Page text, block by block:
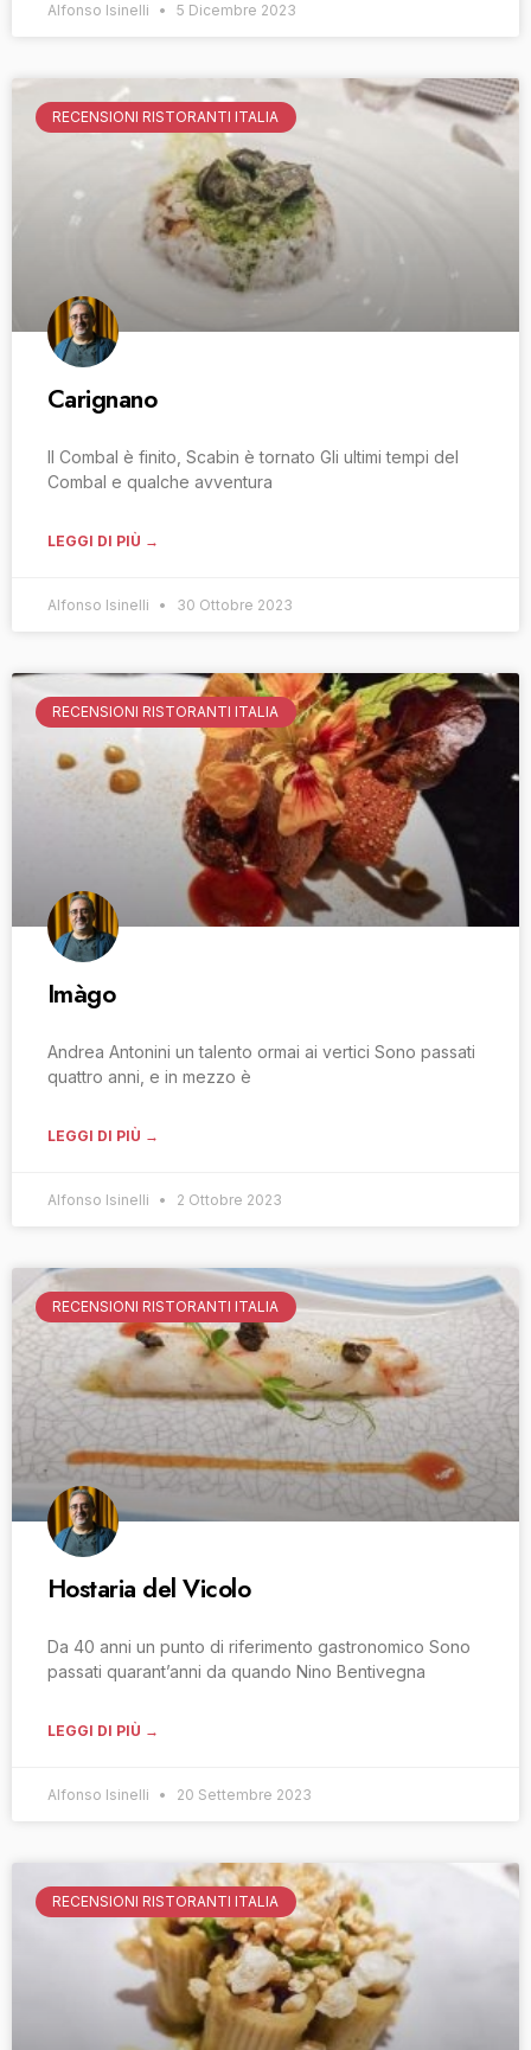
Alfonso Isinelli 5 Dicembre 2023
RECENSIONI RISTORANTI ITALIA
Carignano
ll Combal è finito, Scabin è tornato Gli ultimi tempi del
Combal e qualche avventura
LEGGI DI PIÙ →
Alfonso Isinelli 30 Ottobre 2023
RECENSIONI RISTORANTI ITALIA
Imàgo
Andrea Antonini un talento ormai ai vertici Sono passati
quattro anni, e in mezzo è
LEGGI DI PIÙ →
Alfonso Isinelli 2 Ottobre 2023
RECENSIONI RISTORANTI ITALIA
Hostaria del Vicolo
Da 40 anni un punto di riferimento gastronomico Sono
passati quarant’anni da quando Nino Bentivegna
LEGGI DI PIÙ →
Alfonso Isinelli 20 Settembre 2023
RECENSIONI RISTORANTI ITALIA